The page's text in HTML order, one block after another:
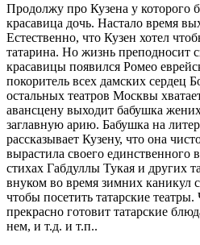
Продолжу про Кузена у которого
красавица дочь. Настало время
Естественно, что Кузен хотел
татарина. Но жизнь преподносит
красавицы появился Ромео
покоритель всех дамских сердец
остальных театров Москвы
авансцену выходит бабушка
заглавную арию. Бабушка на
рассказывает Кузену, что она
вырастила своего единственного
стихах Габдуллы Тукая и других
внуком во время зимних каникул
чтобы посетить татарские
прекрасно готовит татарские
нем, и т.д. и т.п..